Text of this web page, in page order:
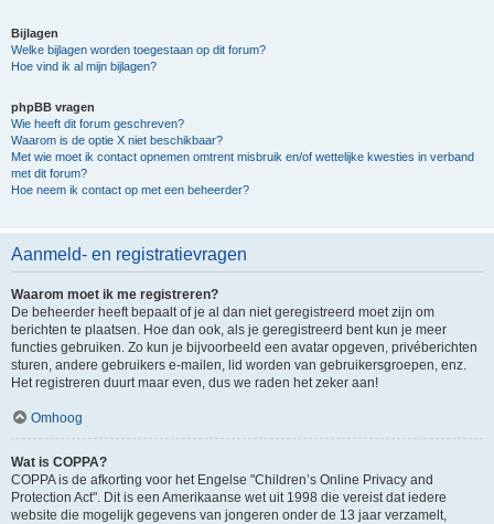
Bijlagen
Welke bijlagen worden toegestaan op dit forum?
Hoe vind ik al mijn bijlagen?
phpBB vragen
Wie heeft dit forum geschreven?
Waarom is de optie X niet beschikbaar?
Met wie moet ik contact opnemen omtrent misbruik en/of wettelijke kwesties in verband
met dit forum?
Hoe neem ik contact op met een beheerder?
Aanmeld- en registratievragen
Waarom moet ik me registreren?
De beheerder heeft bepaalt of je al dan niet geregistreerd moet zijn om
berichten te plaatsen. Hoe dan ook, als je geregistreerd bent kun je meer
functies gebruiken. Zo kun je bijvoorbeeld een avatar opgeven, privéberichten
sturen, andere gebruikers e-mailen, lid worden van gebruikersgroepen, enz.
Het registreren duurt maar even, dus we raden het zeker aan!
Omhoog
Wat is COPPA?
COPPA is de afkorting voor het Engelse "Children’s Online Privacy and
Protection Act". Dit is een Amerikaanse wet uit 1998 die vereist dat iedere
website die mogelijk gegevens van jongeren onder de 13 jaar verzamelt,